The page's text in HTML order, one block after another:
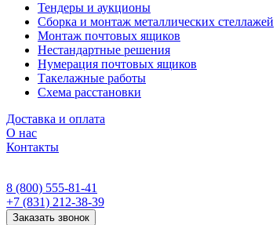
Тендеры и аукционы
Сборка и монтаж металлических стеллажей
Монтаж почтовых ящиков
Нестандартные решения
Нумерация почтовых ящиков
Такелажные работы
Схема расстановки
Доставка и оплата
О нас
Контакты
8 (800) 555-81-41
+7 (831) 212-38-39
Заказать звонок